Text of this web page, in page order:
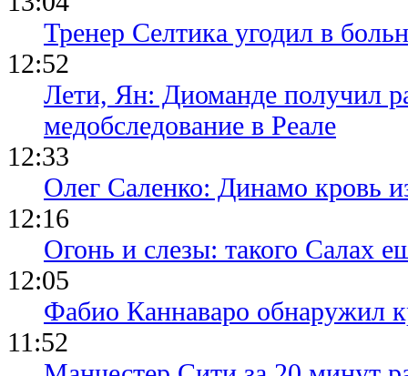
Тренер Селтика угодил в
12:52
Лети, Ян: Диоманде получил
медобследование в Реале
12:33
Олег Саленко: Динамо кровь
12:16
Огонь и слезы: такого Салах
12:05
Фабио Каннаваро обнаружил
11:52